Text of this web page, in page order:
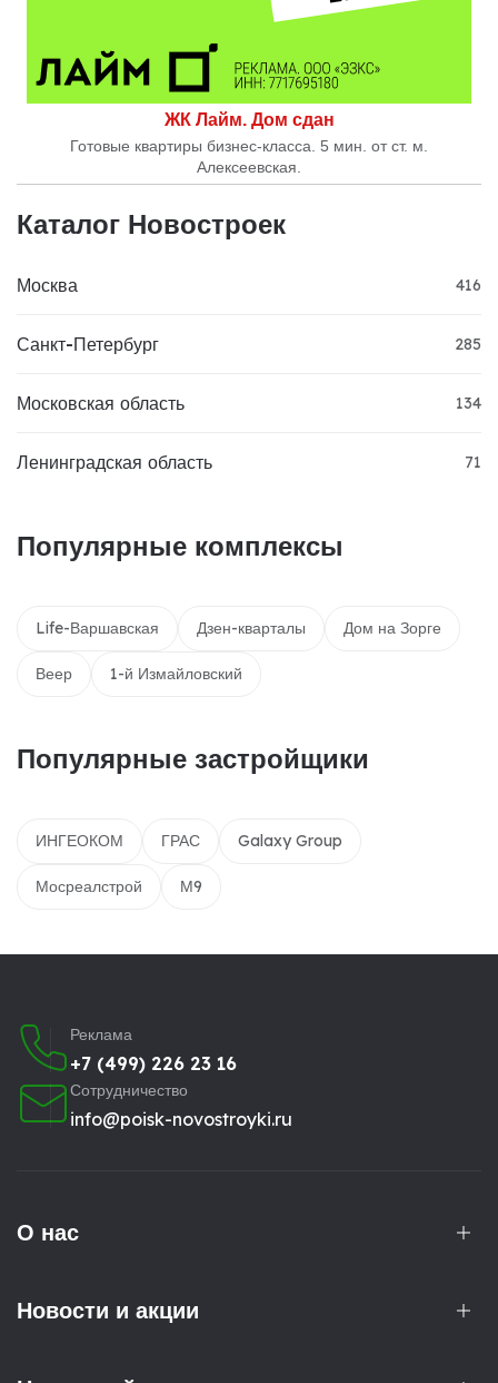
ЖК Лайм. Дом сдан
Готовые квартиры бизнес-класса. 5 мин. от ст. м.
Алексеевская.
Каталог Новостроек
Москва 416
Санкт-Петербург 285
Московская область 134
Ленинградская область 71
Популярные комплексы
Life-Варшавская Дзен-кварталы Дом на Зорге
Веер 1-й Измайловский
Популярные застройщики
ИНГЕОКОМ ГРАС Galaxy Group
Мосреалстрой М9
Реклама
+7 (499) 226 23 16
Сотрудничество
info@poisk-novostroyki.ru
О нас
Новости и акции